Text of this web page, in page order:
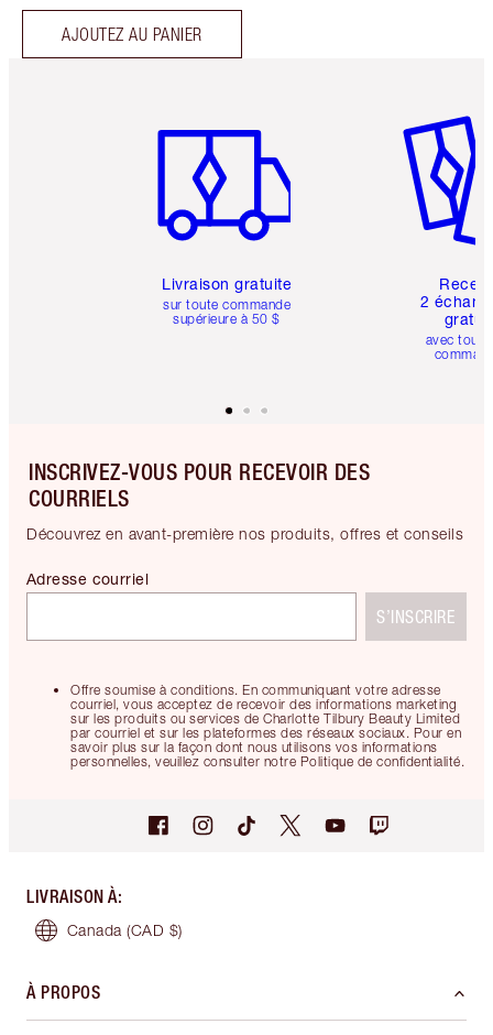
AJOUTEZ AU PANIER
Livraison gratuite
sur toute commande
supérieure à 50 $
2
avec
INSCRIVEZ-VOUS POUR RECEVOIR DES
COURRIELS
Découvrez en avant-première nos produits, offres et conseils
Offre soumise à conditions. En communiquant votre adresse
courriel, vous acceptez de recevoir des informations marketing
sur les produits ou services de Charlotte Tilbury Beauty Limited
par courriel et sur les plateformes des réseaux sociaux. Pour en
savoir plus sur la façon dont nous utilisons vos informations
personnelles, veuillez consulter notre Politique de confidentialité.
Adresse courriel
S’INSCRIRE
LIVRAISON À:
Canada (CAD $)
À PROPOS